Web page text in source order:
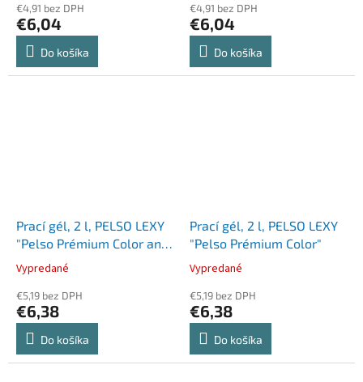
€4,91 bez DPH
€6,04
Do košíka
€4,91 bez DPH
€6,04
Do košíka
Prací gél, 2 l, PELSO LEXY
"Pelso Prémium Color and
White"
Vypredané
€5,19 bez DPH
€6,38
Do košíka
Prací gél, 2 l, PELSO LEXY
"Pelso Prémium Color"
Vypredané
€5,19 bez DPH
€6,38
Do košíka